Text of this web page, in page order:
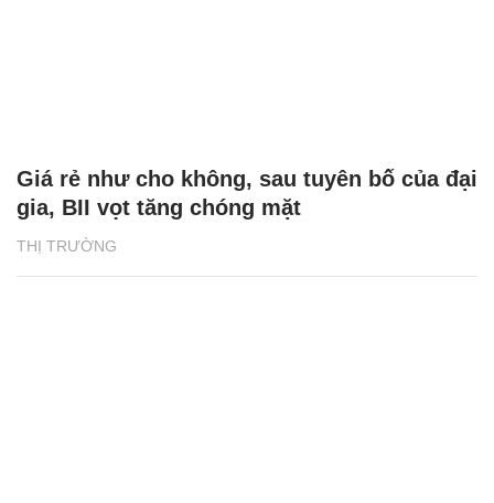
THỊ TRƯỜNG
Giá rẻ như cho không, sau tuyên bố của đại
gia, BII vọt tăng chóng mặt